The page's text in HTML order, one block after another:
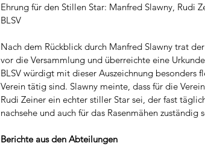
Ehrung für den Stillen Star: Manfred Slawny, Rudi
BLSV
Nach dem Rückblick durch Manfred Slawny trat
vor die Versammlung und überreichte eine
BLSV würdigt mit dieser Auszeichnung
Verein tätig sind. Slawny meinte, dass für die
Rudi Zeiner ein echter stiller Star sei, der fast
nachsehe und auch für das Rasenmähen zuständig
Berichte aus den Abteilungen